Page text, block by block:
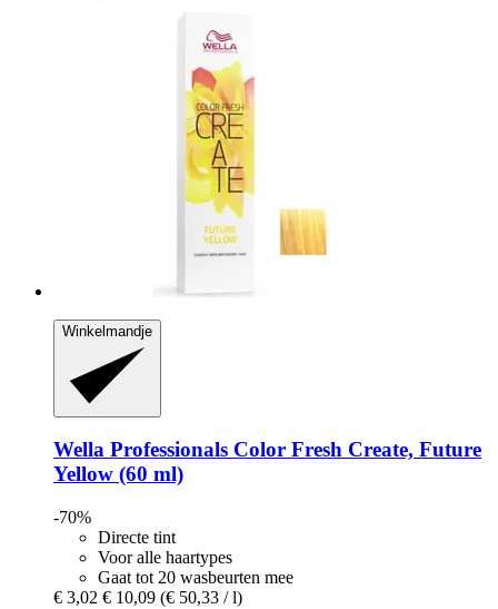
Winkelmandje
Wella Professionals Color Fresh Create, Future
Yellow (60 ml)
-70%
Directe tint
Voor alle haartypes
Gaat tot 20 wasbeurten mee
€ 3,02 € 10,09 (€ 50,33 / l)